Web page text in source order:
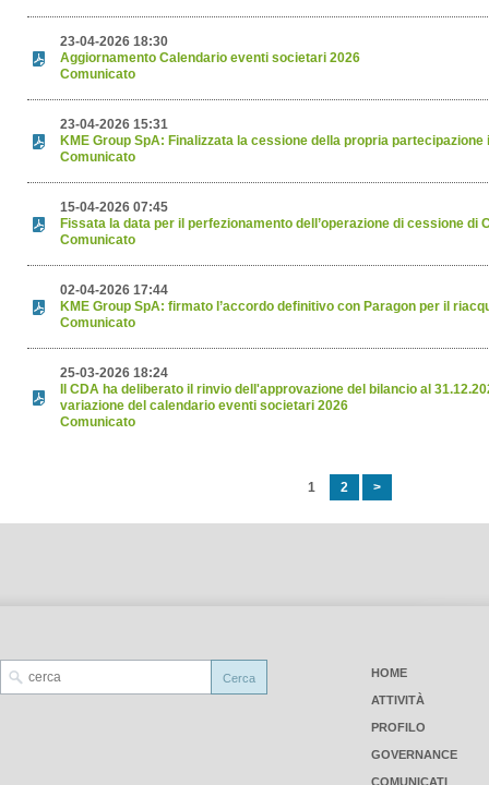
23-04-2026 18:30
Aggiornamento Calendario eventi societari 2026
Comunicato
23-04-2026 15:31
KME Group SpA: Finalizzata la cessione della propria partecipazione
Comunicato
15-04-2026 07:45
Fissata la data per il perfezionamento dell’operazione di cessione di
Comunicato
02-04-2026 17:44
KME Group SpA: firmato l’accordo definitivo con Paragon per il
Comunicato
25-03-2026 18:24
Il CDA ha deliberato il rinvio dell'approvazione del bilancio al
variazione del calendario eventi societari 2026
Comunicato
1 2 >
HOME
ATTIVITÀ
PROFILO
GOVERNANCE
COMUNICATI